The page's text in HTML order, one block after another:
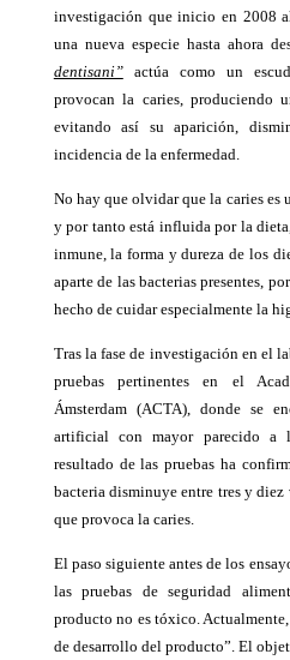
investigación que inicio en 2008
una nueva especie hasta ahora
dentisani”actúa como un
provocan la caries, produciendo
evitando así su aparición,
incidencia de la enfermedad.
No hay que olvidar que la caries es
y por tanto está influida por la
inmune, la forma y dureza de los
aparte de las bacterias presentes,
hecho de cuidar especialmente la
Tras la fase de investigación en el
pruebas pertinentes en el
Ámsterdam (ACTA), donde se
artificial con mayor parecido a
resultado de las pruebas ha
bacteria disminuye entre tres y
que provoca la caries.
El paso siguiente antes de los
las pruebas de seguridad
producto no es tóxico.
de desarrollo del producto”. El